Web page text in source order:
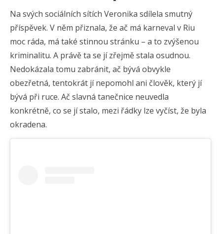
Na svých sociálních sítích Veronika sdílela smutný
příspěvek. V něm přiznala, že ač má karneval v Riu
moc ráda, má také stinnou stránku – a to zvýšenou
kriminalitu. A právě ta se jí zřejmě stala osudnou.
Nedokázala tomu zabránit, ač bývá obvykle
obezřetná, tentokrát jí nepomohl ani člověk, který jí
bývá při ruce. Ač slavná tanečnice neuvedla
konkrétně, co se jí stalo, mezi řádky lze vyčíst, že byla
okradena.